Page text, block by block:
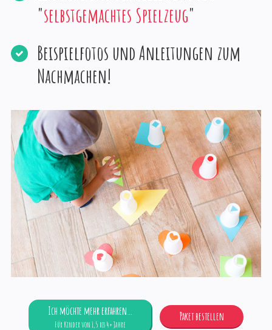
"selbstgemachtes Spielzeug"
Beispielfotos und Anleitungen zum
Nachmachen!
Ich möchte mehr erfahren…
Für Kinder von 1,5 bis 4+ Jahre
Paket bestellen